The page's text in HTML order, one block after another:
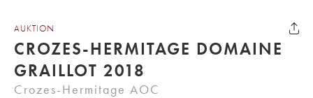
AUKTION
CROZES-HERMITAGE DOMAINE
GRAILLOT 2018
Crozes-Hermitage AOC